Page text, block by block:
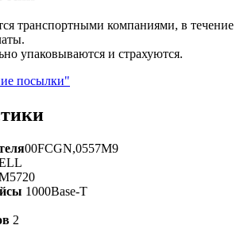
транспортными компаниями, в течение
упаковываются и страхуются.
посылки"
00FCGN,0557M9
1000Base-T
2